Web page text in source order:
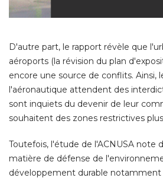
D'autre part, le rapport révèle que
aéroports (la révision du plan
encore une source de conflits. Ainsi,
l'aéronautique attendent des
sont inquiets du devenir de leur
souhaitent des zones restrictives
Toutefois, l'étude de l'ACNUSA note
matière de défense de
développement durable notamment